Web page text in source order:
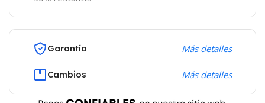
Garantía Más detalles
Cambios Más detalles